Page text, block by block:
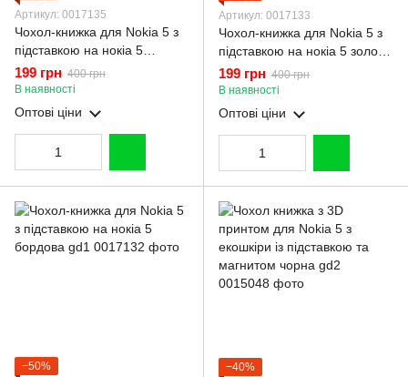
Артикул: 0017135
Чохол-книжка для Nokia 5 з
підставкою на нокіа 5
рожеве золото gd1
199 грн 400 грн
В наявності
Оптові ціни
Артикул: 0017133
Чохол-книжка для Nokia 5 з
підставкою на нокіа 5 золота
gd1
199 грн 400 грн
В наявності
Оптові ціни
−50%
−40%